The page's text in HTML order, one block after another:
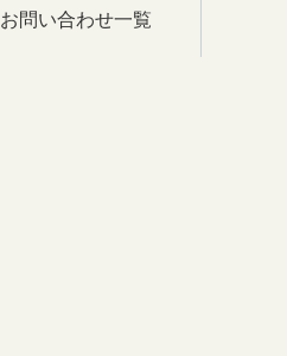
お問い合わせ一覧